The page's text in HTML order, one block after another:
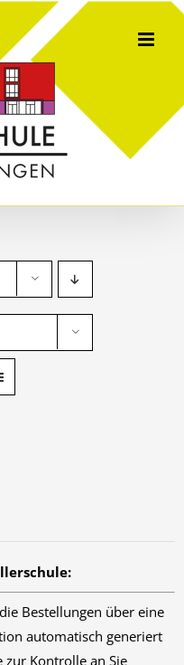
Bestellungen über eine
automatisch generiert
zur Kontrolle an Sie